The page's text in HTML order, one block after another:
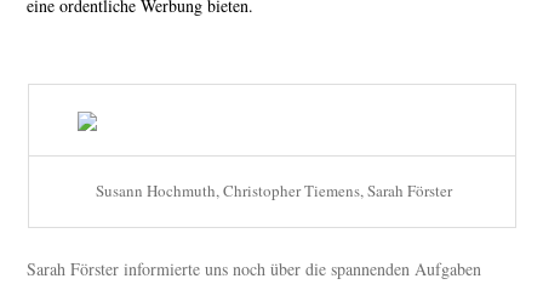
eine ordentliche Werbung bieten.
Susann Hochmuth, Christopher Tiemens, Sarah Förster
Sarah Förster informierte uns noch über die spannenden Aufgaben